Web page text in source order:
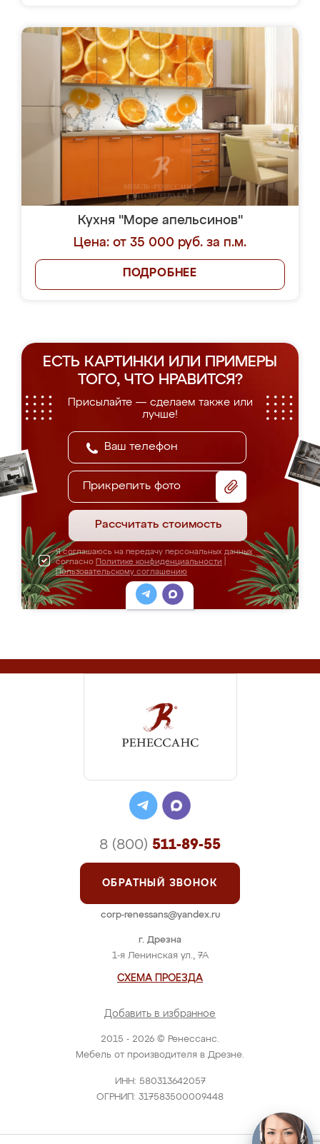
Кухня "Море апельсинов"
Цена: от 35 000 руб. за п.м.
ПОДРОБНЕЕ
ЕСТЬ КАРТИНКИ ИЛИ ПРИМЕРЫ
ТОГО, ЧТО НРАВИТСЯ?
Присылайте — сделаем также или
лучше!
Прикрепить фото
Рассчитать стоимость
Я соглашаюсь на передачу персональных данных
согласно Политике конфиденциальности
Пользовательскому соглашению
2015 - 2026 © Ренессанс.
Мебель от производителя в Дрезне.
ИНН: 580313642057
ОГРНИП: 317583500009448
г. Дрезна
1-я Ленинская ул., 7А
СХЕМА ПРОЕЗДА
Добавить в избранное
8 (800) 511-89-55
ОБРАТНЫЙ ЗВОНОК
corp-renessans@yandex.ru